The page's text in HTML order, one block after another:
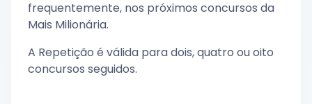
frequentemente, nos próximos concursos da
Mais Milionária.
A Repetição é válida para dois, quatro ou oito
concursos seguidos.